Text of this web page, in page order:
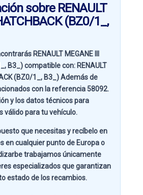
sobre RENAULT
(BZ0/1_,
RENAULT MEGANE III
B3_) compatible con: RENAULT
(BZ0/1_, B3_)Además de
con la referencia 58092.
y los datos técnicos para
válido para tu vehículo.
que necesitas y recíbelo en
en cualquier punto de Europa o
trabajamos únicamente
especializados que garantizan
estado de los recambios.